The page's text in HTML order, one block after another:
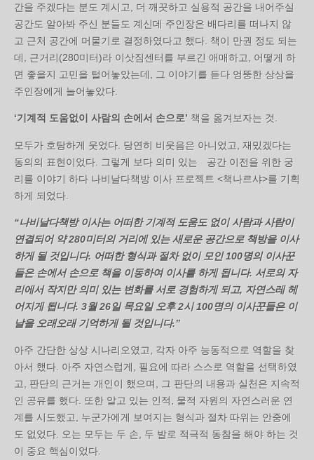
간을 주겠다는 분도 계시고, 더 깨끗하고 실용적 공간을 내어주실
공간도 알아봐 주신 분들도 계신데 주인장은 배다리를 떠나지 않
고 근처 공간에 머물기로 결정하였다고 했다. 책이 만권 정도 되는
데, 근거리(280미터)라 이삿짐센터를 부르긴 애매하고, 어떻게 하
면 좋을지 고민을 털어놓았는데, 그 이야기를 듣다 엉뚱한 상상을
주인장에게 늘어놓았다.
‘기계적 도움없이 사람의 손에서 손으로’ 책을 옮겨보자는 것.
모두가 호탕하게 웃었다. 당연히 비웃음은 아니었고, 재밌겠다는
동의의 표현이었다. 그렇게 보다 의미 있는ﾠ공간 이전을 위한 궁
리를 이야기 하다 나비날다책방 이사 프로젝트 <책나르샤>를 기획
하게 되었다.
“나비날다책방 이사는 어떠한 기계적 도움도 없이 사람과 사람이
연결되어 약 280미터의 거리에 있는 새로운 공간으로 책방을 이사
하게 될 것입니다. 어떠한 형식과 절차 없이 모인 100명의 이사꾼
들은 손에서 손으로 책을 이동하여 이사를 하게 됩니다. 서로의 자
리에서 작지만 의미 있는 변화를 서로 경험하게 되고, 자연스레 헤
어지게 됩니다. 3월 26일 목요일 오후 2시 100명의 이사꾼들은 이
날을 오래오래 기억하게 될 것입니다.”
아주 간단한 상상 시나리오였고, 각자 아주 능동적으로 역할을 찾
아서 했다. 아주 자연스럽게, 필요에 따라 스스로 역할을 선택하였
고, 판단의 근거는 개인이 했으며, 그 판단의 내용과 실천은 지속적
인 공유를 했다. 또한 알고 있는 인적, 물적 자원의 자연스러운 연
계를 시도했고, 누군가에게 보여지는 형식과 절차 따위는 안중에
도 없었다. 오는 모두는 두 손, 두 발로 적극적 동참을 해야 하는 것
이 중요 핵심이었다.